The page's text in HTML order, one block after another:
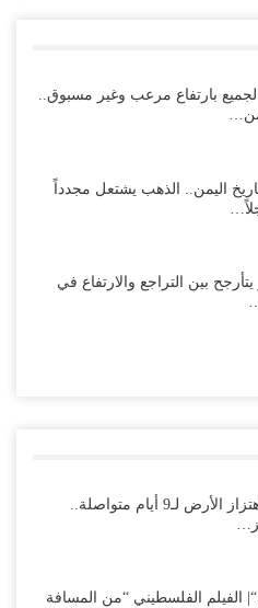
بارتفاع مرعب وغير مسبوق..
من…
اليمن.. الذهب يشتعل مجدداً
بين التراجع والارتفاع في
ما السر وراء اهتزاز الأرض لـ9 أيام متواصلة..
الفيلم الفلسطيني “من المسافة